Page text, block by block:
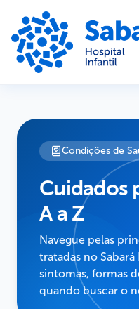
Condições de
Cuidados
A a Z
Navegue pelas
tratadas no
sintomas, formas
quando buscar o